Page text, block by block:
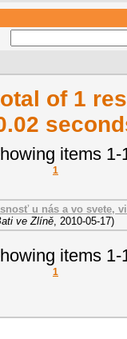
of 1
items 1-
1
u nás a vo svete,
ve Zlíně, 2010-05-17)
items 1-
1